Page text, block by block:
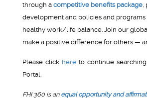
through a competitive benefits package
development and policies and programs
healthy work/life balance. Join our
make a positive difference for others —
Please click here to continue searching
Portal.
FHI 360 is an equal opportunity and